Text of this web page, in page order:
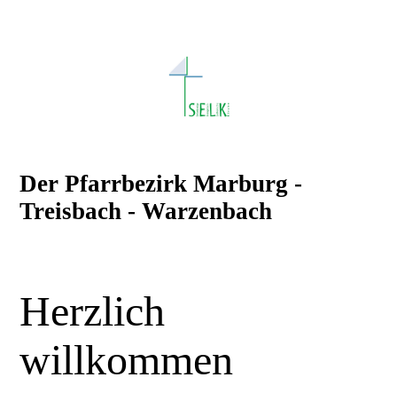
Der Pfarrbezirk Marburg -
Treisbach - Warzenbach
Herzlich
willkommen